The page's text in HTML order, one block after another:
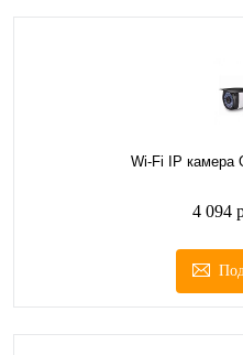
Wi-Fi IP камера
4 094